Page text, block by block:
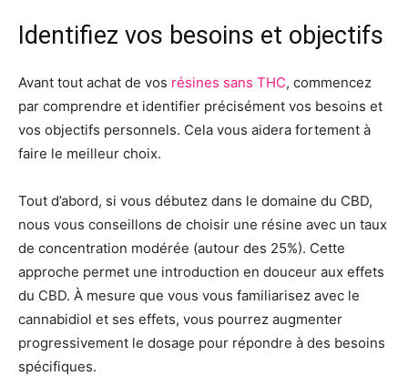
Identifiez vos besoins et objectifs
Avant tout achat de vos résines sans THC, commencez
par comprendre et identifier précisément vos besoins et
vos objectifs personnels. Cela vous aidera fortement à
faire le meilleur choix.
Tout d’abord, si vous débutez dans le domaine du CBD,
nous vous conseillons de choisir une résine avec un taux
de concentration modérée (autour des 25%). Cette
approche permet une introduction en douceur aux effets
du CBD. À mesure que vous vous familiarisez avec le
cannabidiol et ses effets, vous pourrez augmenter
progressivement le dosage pour répondre à des besoins
spécifiques.